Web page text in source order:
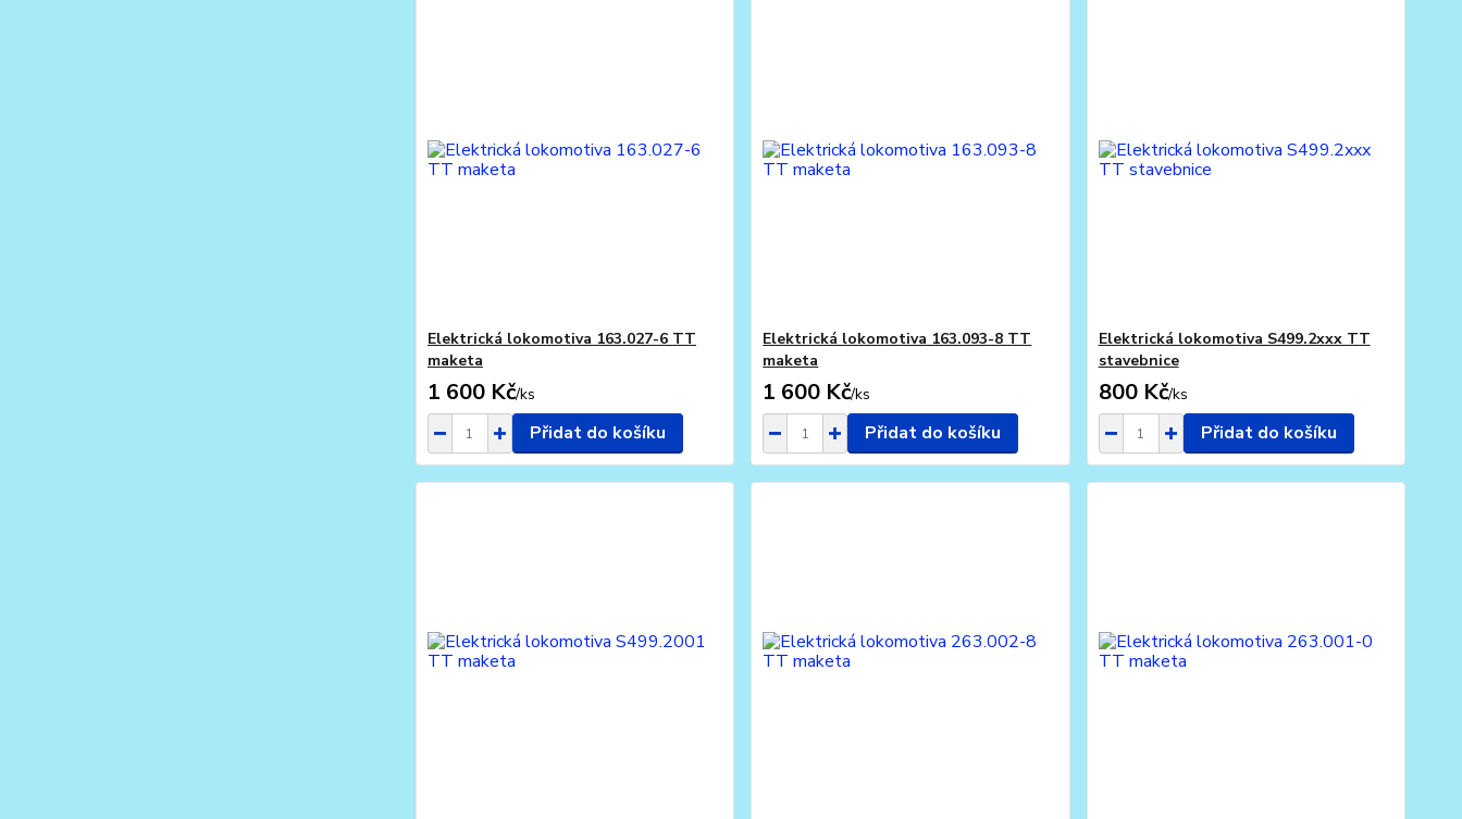
Elektrická lokomotiva 163.027-6 TT
maketa
1 600 Kč/ks
Přidat do košíku
Elektrická lokomotiva 163.093-8 TT
maketa
1 600 Kč/ks
Přidat do košíku
Elektrická lokomotiva S499.2xxx TT
stavebnice
800 Kč/ks
Přidat do košíku